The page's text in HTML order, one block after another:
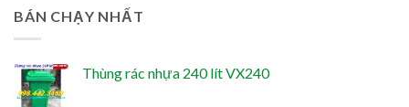
BÁN CHẠY NHẤT
Thùng rác nhựa 240 lít VX240